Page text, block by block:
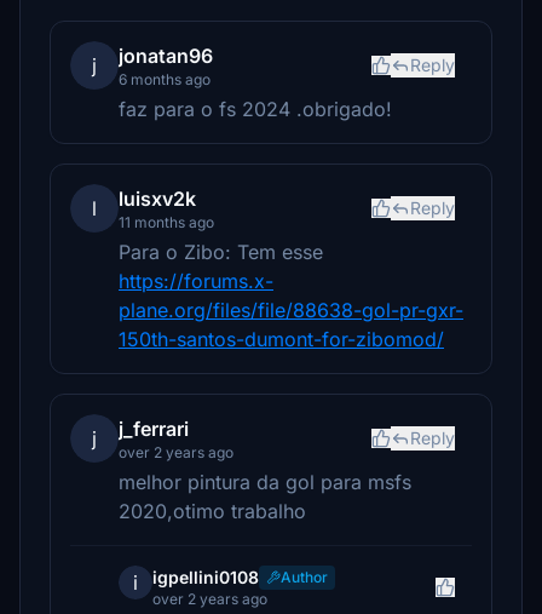
j jonatan96
6 months ago
Reply
faz para o fs 2024 .obrigado!
l luisxv2k
11 months ago
Reply
Para o Zibo: Tem esse
https://forums.x-
plane.org/files/file/88638-gol-pr-gxr-
150th-santos-dumont-for-zibomod/
j j_ferrari
over 2 years ago
Reply
melhor pintura da gol para msfs
2020,otimo trabalho
i igpellini0108
Author
over 2 years ago